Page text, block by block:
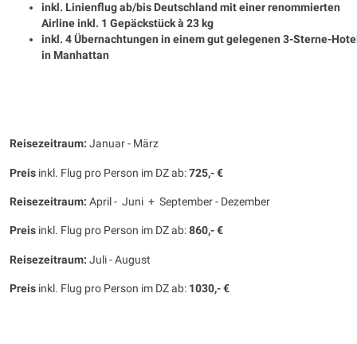
inkl. Linienflug ab/bis Deutschland mit einer renommierten
Airline inkl. 1 Gepäckstück à 23 kg
inkl. 4 Übernachtungen in einem gut gelegenen 3-Sterne-
in Manhattan
Reisezeitraum: Januar - März
Preis inkl. Flug pro Person im DZ ab:725,- €
Reisezeitraum: April - Juni + September - Dezember
Preis inkl. Flug pro Person im DZ ab:860,- €
Reisezeitraum: Juli - August
Preis inkl. Flug pro Person im DZ ab: 1030,- €